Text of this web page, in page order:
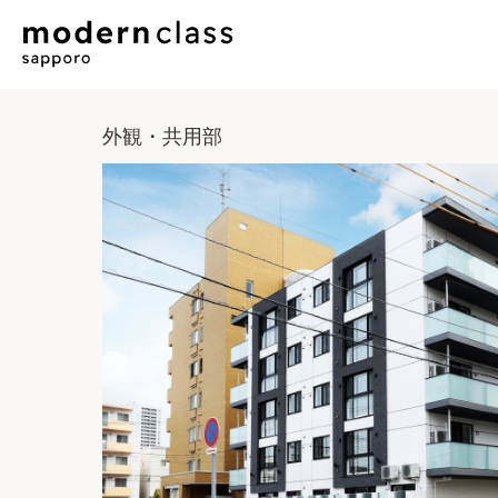
外観・共用部